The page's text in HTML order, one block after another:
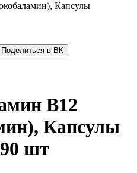
Капсулы
Поделиться в ВК
В12
Капсулы
шт